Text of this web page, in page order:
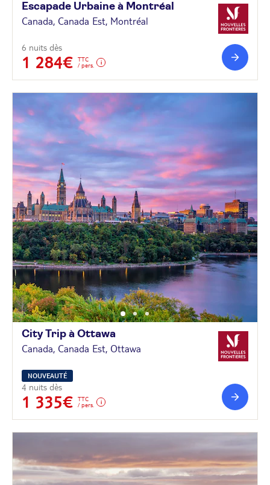
Escapade Urbaine à Montréal
Canada, Canada Est, Montréal
6 nuits dès
1 284€
TTC
/ pers.
City Trip à Ottawa
Canada, Canada Est, Ottawa
NOUVEAUTÉ
4 nuits dès
1 335€
TTC
/ pers.